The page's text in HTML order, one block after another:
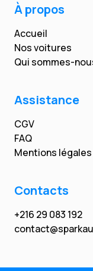
À propos
Accueil
Nos voitures
Qui sommes-
Assistance
CGV
FAQ
Mentions légales
Contacts
+216 29 083 192